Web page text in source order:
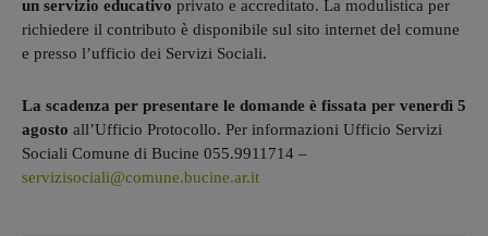
un servizio educativo privato e accreditato. La modulistica per
richiedere il contributo è disponibile sul sito internet del comune
e presso l’ufficio dei Servizi Sociali.
La scadenza per presentare le domande è fissata per venerdì 5
agosto all’Ufficio Protocollo. Per informazioni Ufficio Servizi
Sociali Comune di Bucine 055.9911714 –
servizisociali@comune.bucine.ar.it